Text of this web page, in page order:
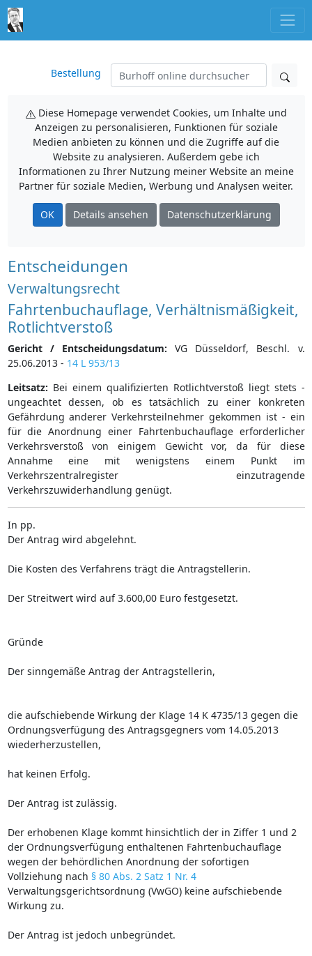
Bestellung
Diese Homepage verwendet Cookies, um Inhalte und
Anzeigen zu personalisieren, Funktionen für soziale
Medien anbieten zu können und die Zugriffe auf die
Website zu analysieren. Außerdem gebe ich
Informationen zu Ihrer Nutzung meiner Website an meine
Partner für soziale Medien, Werbung und Analysen weiter.
OK Details ansehen Datenschutzerklärung
Entscheidungen
Verwaltungsrecht
Fahrtenbuchauflage, Verhältnismäßigkeit,
Rotlichtverstoß
Gericht / Entscheidungsdatum: VG Düsseldorf, Beschl. v.
25.06.2013 - 14 L 953/13
Leitsatz: Bei einem qualifizierten Rotlichtverstoß liegt stets -
ungeachtet dessen, ob es tatsächlich zu einer konkreten
Gefährdung anderer Verkehrsteilnehmer gekommen ist - ein
für die Anordnung einer Fahrtenbuchauflage erforderlicher
Verkehrsverstoß von einigem Gewicht vor, da für diese
Annahme eine mit wenigstens einem Punkt im
Verkehrszentralregister einzutragende
Verkehrszuwiderhandlung genügt.
In pp.
Der Antrag wird abgelehnt.
Die Kosten des Verfahrens trägt die Antragstellerin.
Der Streitwert wird auf 3.600,00 Euro festgesetzt.
Gründe
Der sinngemäße Antrag der Antragstellerin,
die aufschiebende Wirkung der Klage 14 K 4735/13 gegen die
Ordnungsverfügung des Antragsgegners vom 14.05.2013
wiederherzustellen,
hat keinen Erfolg.
Der Antrag ist zulässig.
Der erhobenen Klage kommt hinsichtlich der in Ziffer 1 und 2
der Ordnungsverfügung enthaltenen Fahrtenbuchauflage
wegen der behördlichen Anordnung der sofortigen
Vollziehung nach § 80 Abs. 2 Satz 1 Nr. 4
Verwaltungsgerichtsordnung (VwGO) keine aufschiebende
Wirkung zu.
Der Antrag ist jedoch unbegründet.